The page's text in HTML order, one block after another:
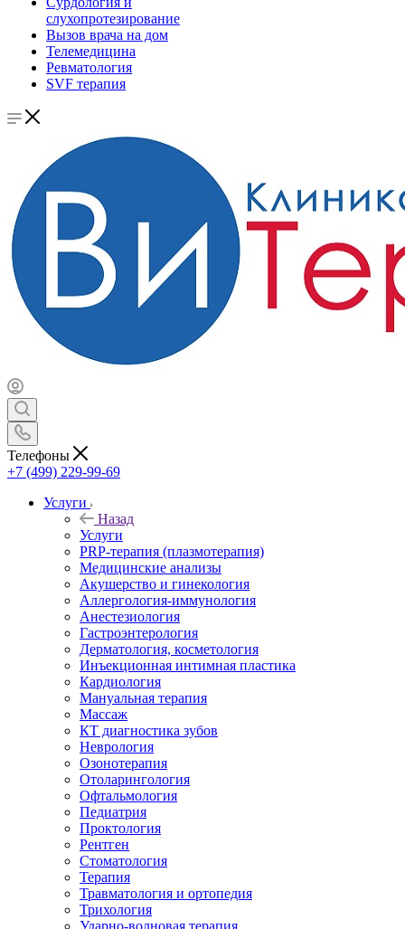
слухопротезирование
Вызов врача на дом
Телемедицина
Ревматология
SVF терапия
Телефоны
+7 (499) 229-99-69
Услуги
Назад
Услуги
PRP-терапия (плазмотерапия)
Медицинские анализы
Акушерство и гинекология
Аллергология-иммунология
Анестезиология
Гастроэнтерология
Дерматология, косметология
Инъекционная интимная пластика
Кардиология
Мануальная терапия
Массаж
КТ диагностика зубов
Неврология
Озонотерапия
Отоларингология
Офтальмология
Педиатрия
Проктология
Рентген
Стоматология
Терапия
Травматология и ортопедия
Трихология
Ударно-волновая терапия